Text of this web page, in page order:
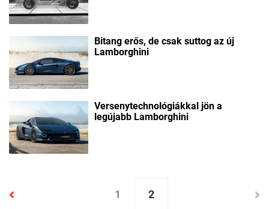
Bitang erős, de csak suttog az új
Lamborghini
Versenytechnológiákkal jön a
legújabb Lamborghini
1 2